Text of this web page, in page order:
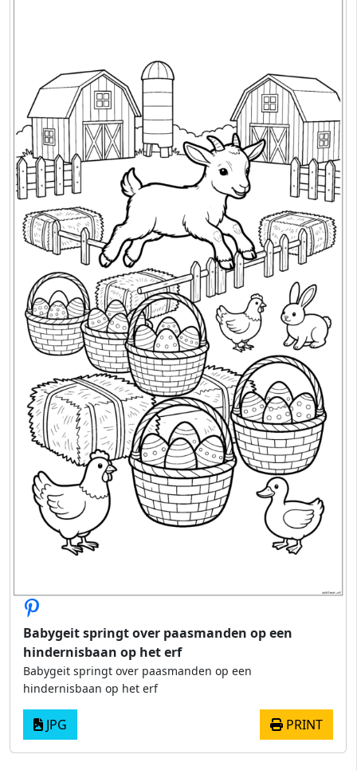
Babygeit springt over paasmanden op een
hindernisbaan op het erf
Babygeit springt over paasmanden op een
hindernisbaan op het erf
JPG PRINT